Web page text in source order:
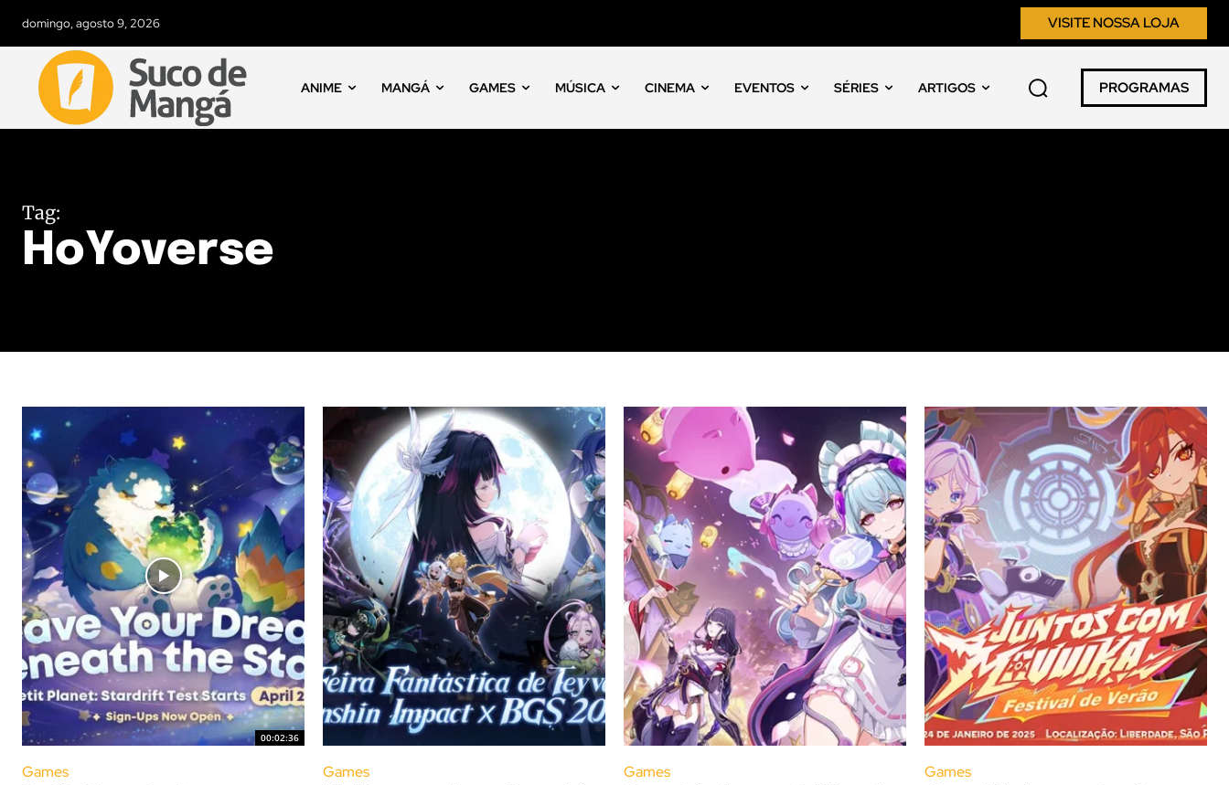
domingo, agosto 9, 2026 VISITE NOSSA LOJA
ANIME MANGÁ GAMES MÚSICA CINEMA EVENTOS SÉRIES ARTIGOS PROGRAMAS
Tag:
HoYoverse
00:02:36
Games Games Games Games